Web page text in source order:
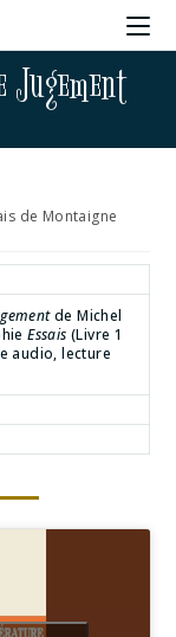
de Montaigne
de Michel
Essais (Livre 1
audio, lecture